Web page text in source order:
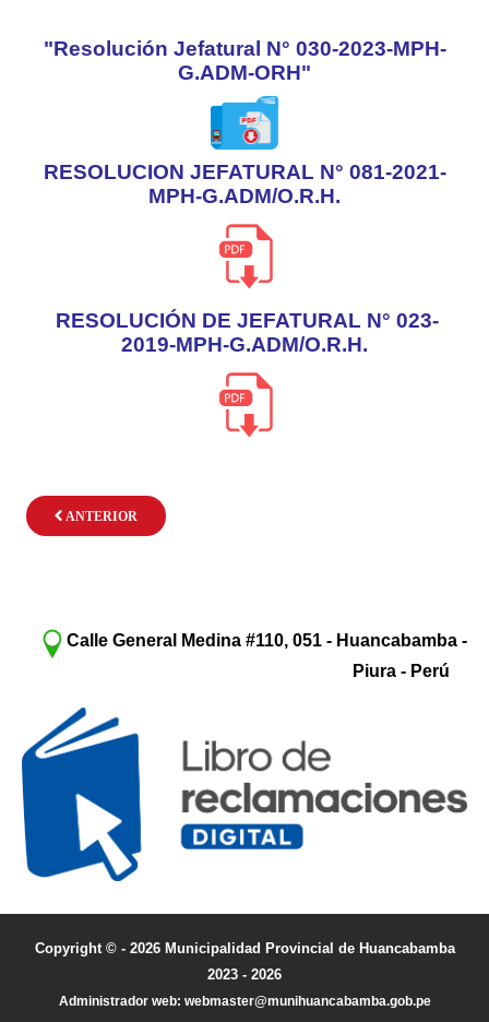
"Resolución Jefatural N° 030-2023-MPH-
G.ADM-ORH"
RESOLUCION JEFATURAL N° 081-2021-
MPH-G.ADM/O.R.H.
RESOLUCIÓN DE JEFATURAL N° 023-
2019-MPH-G.ADM/O.R.H.
ANTERIOR
Calle General Medina #110, 051 - Huancabamba -
Piura - Perú
Copyright © - 2026 Municipalidad Provincial de Huancabamba
2023 - 2026
Administrador web: webmaster@munihuancabamba.gob.pe